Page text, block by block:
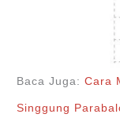
Baca Juga:Cara
Singgung